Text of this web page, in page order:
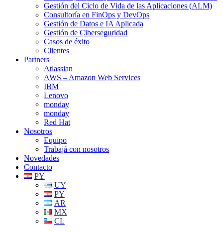
Gestión del Ciclo de Vida de las Aplicaciones (ALM)
Consultoría en FinOps y DevOps
Gestión de Datos e IA Aplicada
Gestión de Ciberseguridad
Casos de éxito
Clientes
Partners
Atlassian
AWS – Amazon Web Services
IBM
Lenovo
monday
monday
Red Hat
Nosotros
Equipo
Trabajá con nosotros
Novedades
Contacto
PY
UY
PY
AR
MX
CL